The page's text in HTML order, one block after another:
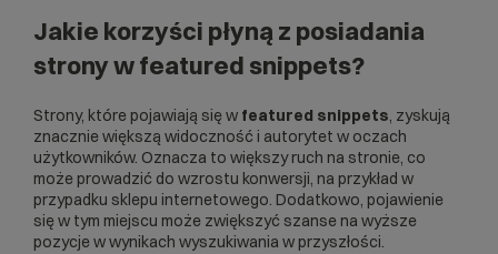
Jakie korzyści płyną z posiadania
strony w featured snippets?
Strony, które pojawiają się w featured snippets, zyskują
znacznie większą widoczność i autorytet w oczach
użytkowników. Oznacza to większy ruch na stronie, co
może prowadzić do wzrostu konwersji, na przykład w
przypadku sklepu internetowego. Dodatkowo, pojawienie
się w tym miejscu może zwiększyć szanse na wyższe
pozycje w wynikach wyszukiwania w przyszłości.